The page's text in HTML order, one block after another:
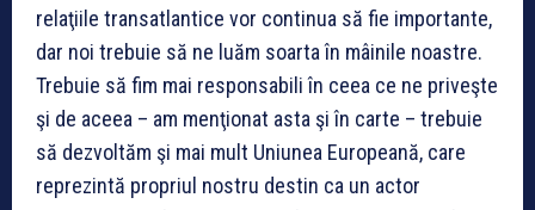
relaţiile transatlantice vor continua să fie importante,
dar noi trebuie să ne luăm soarta în mâinile noastre.
Trebuie să fim mai responsabili în ceea ce ne priveşte
şi de aceea – am menţionat asta şi în carte – trebuie
să dezvoltăm şi mai mult Uniunea Europeană, care
reprezintă propriul nostru destin ca un actor